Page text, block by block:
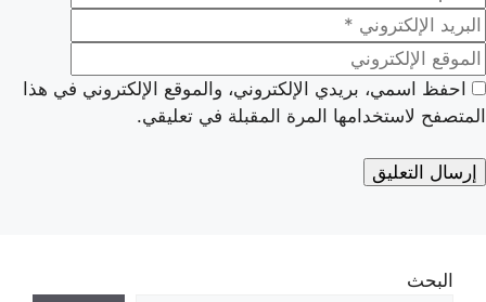
احفظ اسمي، بريدي الإلكتروني، والموقع الإلكتروني في هذا
المتصفح لاستخدامها المرة المقبلة في تعليقي.
البحث